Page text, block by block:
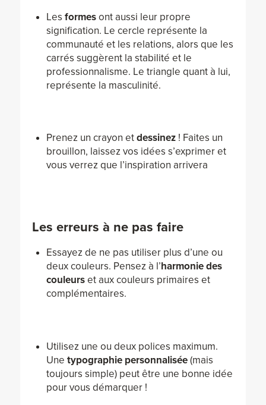
Les formesont aussi leur propre
signification. Le cercle représente la
communauté et les relations, alors que les
carrés suggèrent la stabilité et le
professionnalisme. Le triangle quant à lui,
représente la masculinité.
Prenez un crayon etdessinez! Faites un
brouillon, laissez vos idées s’exprimer et
vous verrez que l’inspiration arrivera
Les erreurs à ne pas faire
Essayez de ne pas utiliser plus d’une ou
deux couleurs. Pensez à l’harmonie des
couleurset aux couleurs primaires et
complémentaires.
Utilisez une ou deux polices maximum.
Une typographie personnalisée(mais
toujours simple) peut être une bonne idée
pour vous démarquer !